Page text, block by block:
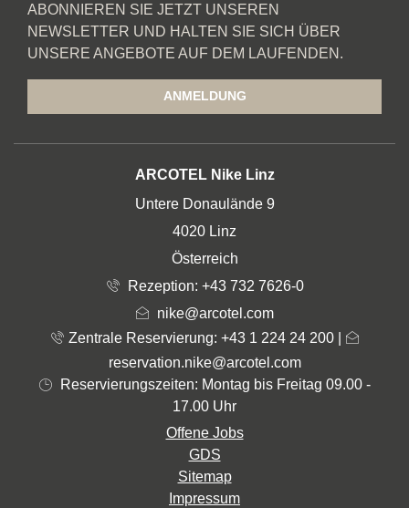
ABONNIEREN SIE JETZT UNSEREN
NEWSLETTER UND HALTEN SIE SICH ÜBER
UNSERE ANGEBOTE AUF DEM LAUFENDEN.
ANMELDUNG
ARCOTEL Nike Linz
Untere Donaulände 9
4020 Linz
Österreich
Rezeption: +43 732 7626-0
nike@arcotel.com
Zentrale Reservierung: +43 1 224 24 200|
reservation.nike@arcotel.com
Reservierungszeiten: Montag bis Freitag 09.00 -
17.00 Uhr
Offene Jobs
GDS
Sitemap
Impressum